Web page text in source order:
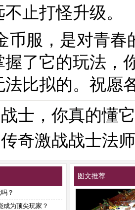
止打怪升级。
币服，是对青
握了它的玩法，
法比拟的。祝愿
战士，你真的懂
传奇激战战士法
？
成为顶尖玩家？
图文推荐